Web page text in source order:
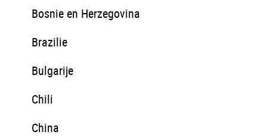
Bosnie en Herzegovina
Brazilie
Bulgarije
Chili
China